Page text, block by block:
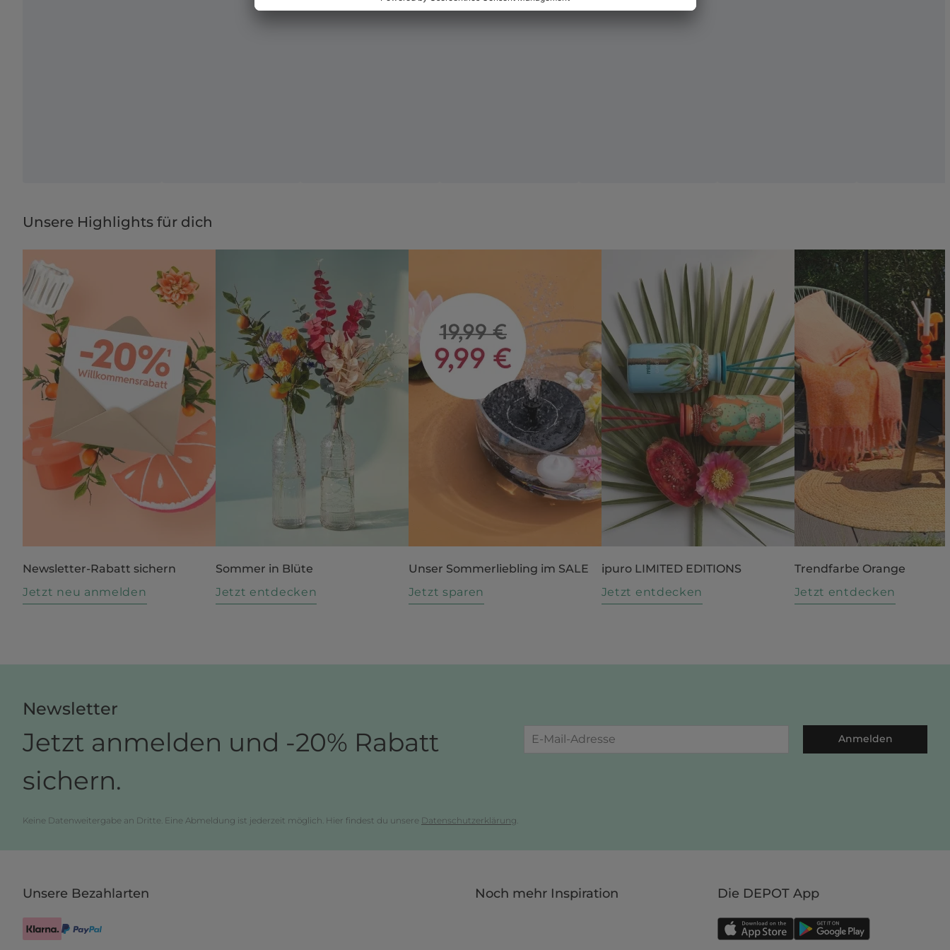
Unsere Highlights für dich
Newsletter-Rabatt sichern
Jetzt neu anmelden
Sommer in Blüte
Jetzt entdecken
Unser Sommerliebling im SALE
Jetzt sparen
ipuro LIMITED EDITIONS
Jetzt entdecken
Trendfarbe Orange
Jetzt entdecken
Newsletter
Jetzt anmelden und -20% Rabatt
sichern.
Anmelden
Keine Datenweitergabe an Dritte. Eine Abmeldung ist jederzeit möglich. Hier findest du unsere Datenschutzerklärung.
Unsere Bezahlarten Noch mehr Inspiration Die DEPOT App